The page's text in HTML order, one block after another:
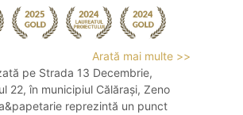
Arată mai multe >>
pe Strada 13 Decembrie,
22, în municipiul Călărași, Zeno
reprezintă un punct